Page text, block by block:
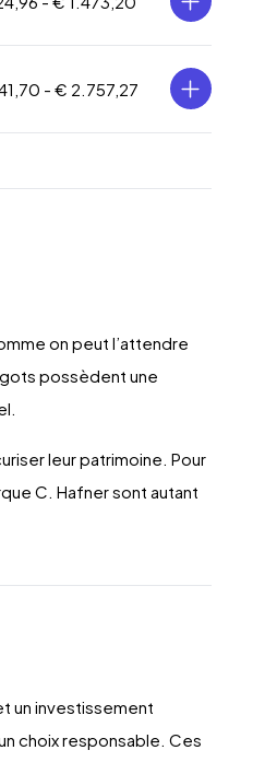
- € 2.757,27
on peut l’attendre
possèdent une
leur patrimoine. Pour
C. Hafner sont autant
un investissement
choix responsable. Ces